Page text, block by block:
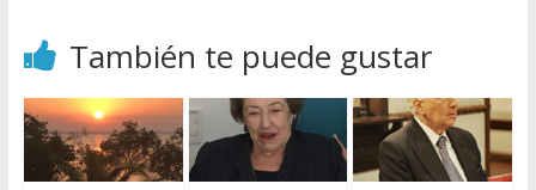
También te puede gustar